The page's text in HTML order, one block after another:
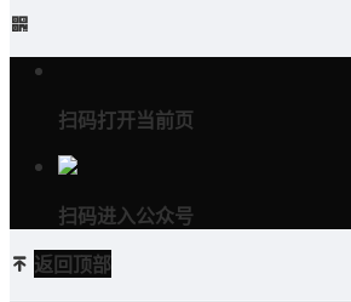
扫码打开当前页
扫码进入公众号
返回顶部